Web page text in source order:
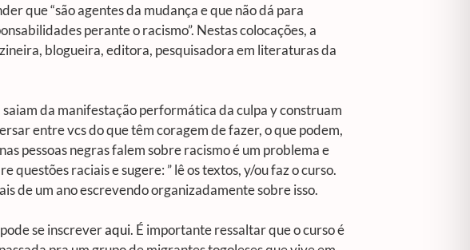
que “são agentes da mudança e que não dá para
perante o racismo”. Nestas colocações, a
blogueira, editora, pesquisadora em literaturas da
da manifestação performática da culpa y construam
entre vcs do que têm coragem de fazer, o que podem,
pessoas negras falem sobre racismo é um problema e
questões raciais e sugere: ” lê os textos, y/ou faz o curso.
de um ano escrevendo organizadamente sobre isso.
se inscreveraqui. É importante ressaltar que o curso é